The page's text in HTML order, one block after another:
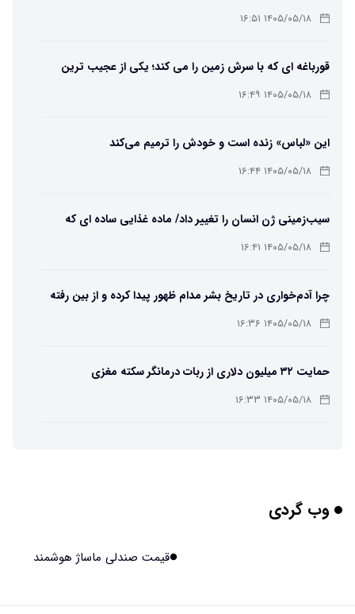
۱۴۰۵/۰۵/۱۸ ۱۶:۵۱
قورباغه ای که با سرش زمین را می کند؛ یکی از عجیب ترین
دوزیستان جهان
۱۴۰۵/۰۵/۱۸ ۱۶:۴۹
این «لباس» زنده است و خودش را ترمیم می‌کند
۱۴۰۵/۰۵/۱۸ ۱۶:۴۴
سیب‌زمینی ژن انسان را تغییر داد/ ماده غذایی ساده ای که
مسیر تکامل را عوض کرد!
۱۴۰۵/۰۵/۱۸ ۱۶:۴۱
چرا آدم‌خواری در تاریخ بشر مدام ظهور پیدا کرده و از بین رفته
است؟۱۴۰۵/۰۵/۱۸ ۱۶:۳۶
حمایت ۳۲ میلیون دلاری از ربات درمانگر سکته مغزی
۱۴۰۵/۰۵/۱۸ ۱۶:۳۳
واضح‌ترین تصاویر تاریخ از سطح خورشید؛ رصد مستقیم موتور
محرک طوفان‌های فضایی/ ویدئویی از قلب منظومه شمسی و
وب گردی
قیمت صندلی ماساژ هوشمند